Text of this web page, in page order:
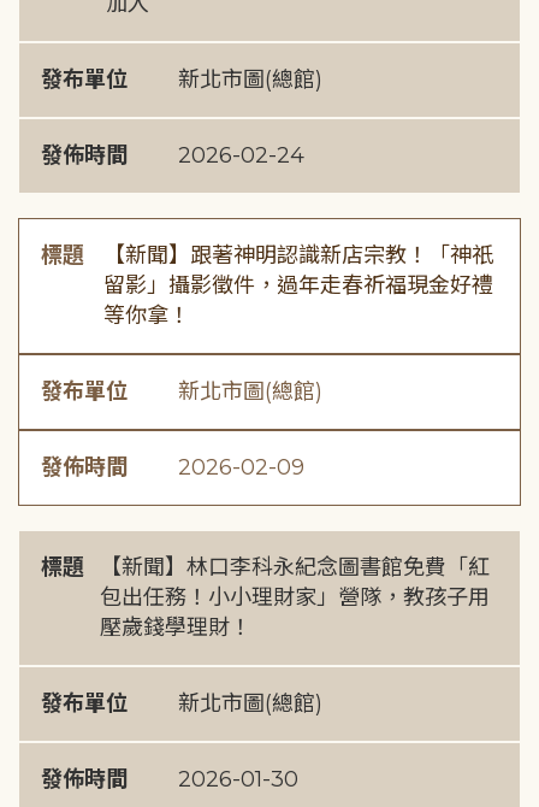
發布單位 新北市圖(總館)
發佈時間 2026-02-24
標題
【新聞】跟著神明認識新店宗教！「神祇
留影」攝影徵件，過年走春祈福現金好禮
等你拿！
發布單位 新北市圖(總館)
發佈時間 2026-02-09
標題
【新聞】林口李科永紀念圖書館免費「紅
包出任務！小小理財家」營隊，教孩子用
壓歲錢學理財！
發布單位 新北市圖(總館)
發佈時間 2026-01-30